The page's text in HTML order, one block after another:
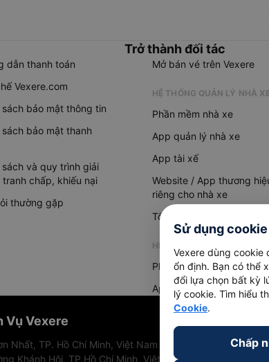
dẫn thanh toán
Vexere.com
sách bảo mật thông tin
sách bảo mật thanh
sách và quy trình giải
chấp, khiếu nại
thường gặp
Trở thành đối tác
Mở bán vé trên Vexere
HỆ THỐNG QUẢN LÝ NHÀ XE
Phần mềm nhà xe
App quản lý nhà xe
App tài xế
Website / App thương
riêng cho nhà xe
Tổng đài AI
HỆ THỐNG QUẢN LÝ HÀNG
Phần mềm quản lý hàng
App quản lý hàng hoá
Vụ Vexere
Nhất, TP. Hồ Chí Minh, Việt Nam
Khánh Hội, TP Hồ Chí Minh, Việt Nam
Sử dụng cookie
Vexere dùng cookie
ổn định. Bạn có thể
đổi lựa chọn bất kỳ
lý cookie. Tìm hiểu
Cookie.
Chấp